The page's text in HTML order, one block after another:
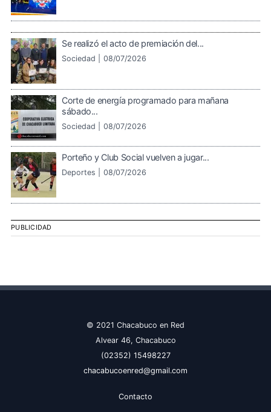
Se realizó el acto de premiación del...
Sociedad | 08/07/2026
Corte de energía programado para mañana
sábado...
Sociedad | 08/07/2026
Porteño y Club Social vuelven a jugar...
Deportes | 08/07/2026
PUBLICIDAD
© 2021 Chacabuco en Red
Alvear 46, Chacabuco
(02352) 15498227
chacabucoenred@gmail.com
Contacto